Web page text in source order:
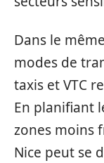
Dans le
modes de
taxis et VTC
En planifiant
zones moins
Nice peut se